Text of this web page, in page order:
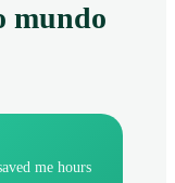
mundo
me hours